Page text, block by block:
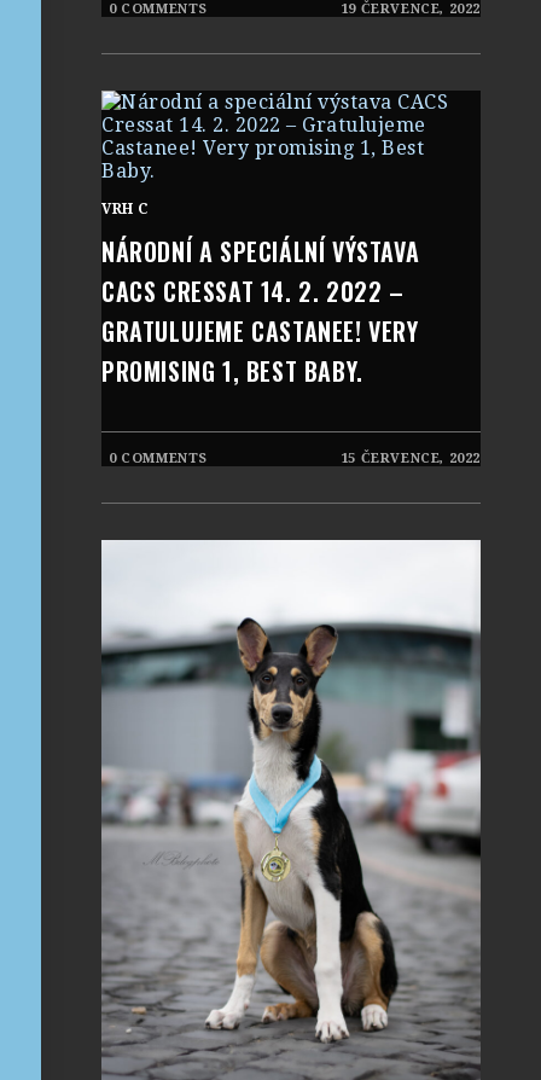
0 COMMENTS 19 ČERVENCE, 2022
VRH C
NÁRODNÍ A SPECIÁLNÍ VÝSTAVA
CACS CRESSAT 14. 2. 2022 –
GRATULUJEME CASTANEE! VERY
PROMISING 1, BEST BABY.
0 COMMENTS 15 ČERVENCE, 2022